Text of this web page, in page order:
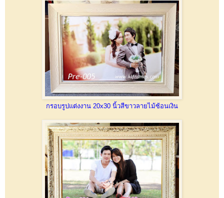
กรอบรูปแต่งงาน 20x30 นิ้วสีขาวลายไม้ซ้อนเงิน